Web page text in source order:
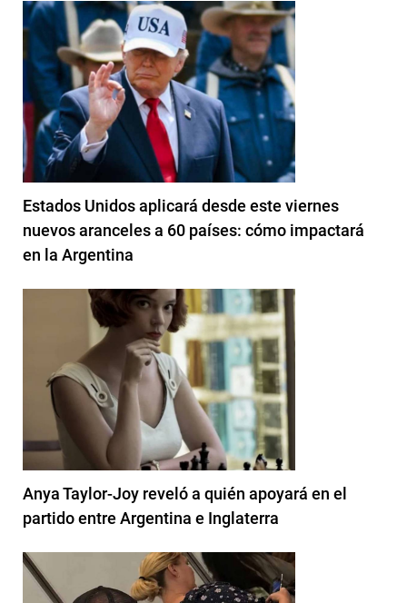
Estados Unidos aplicará desde este viernes
nuevos aranceles a 60 países: cómo impactará
en la Argentina
Anya Taylor-Joy reveló a quién apoyará en el
partido entre Argentina e Inglaterra